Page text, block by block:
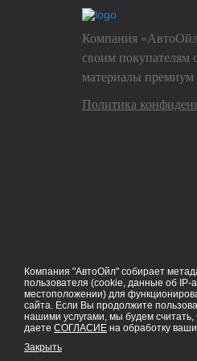
Компания
своим покупателям
материалы премиум
Политика
Компания "АвтоОйл" собирает
пользователя (cookie, данные об IP-
местоположении) для
сайта. Если Вы продолжите
нашими услугами, мы будем считать,
даете СОГЛАСИЕ на обработку
Закрыть